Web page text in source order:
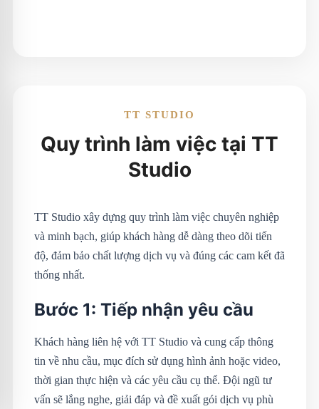
TT STUDIO
Quy trình làm việc tại TT
Studio
TT Studio xây dựng quy trình làm việc chuyên nghiệp
và minh bạch, giúp khách hàng dễ dàng theo dõi tiến
độ, đảm bảo chất lượng dịch vụ và đúng các cam kết đã
thống nhất.
Bước 1: Tiếp nhận yêu cầu
Khách hàng liên hệ với TT Studio và cung cấp thông
tin về nhu cầu, mục đích sử dụng hình ảnh hoặc video,
thời gian thực hiện và các yêu cầu cụ thể. Đội ngũ tư
vấn sẽ lắng nghe, giải đáp và đề xuất gói dịch vụ phù